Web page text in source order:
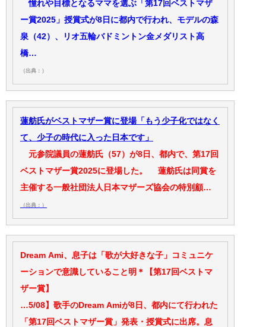
憧れや目標となるママを選ぶ「第17回ベストマザ
ー賞2025」授賞式が8日に都内で行われ、モデルの森
泉（42）、リオ五輪バドミントン金メダリスト高
橋…
（出典：）
蓮舫氏がベストマザー賞に登場「もう少子化ではなく
て、少子の時代に入った日本です」
元参院議員の蓮舫氏（57）が8日、都内で、第17回
ベストマザー賞2025に登場した。 蓮舫氏は同賞を
主催する一般社団法人日本マザーズ協会の特別顧…
（出典：）
Dream Ami、息子は「歌が大好きな子」コミュニケ
ーションで意識していること明＊【第17回ベストマ
ザー賞】
…5/08】歌手のDream Amiが8日、都内にて行われた
「第17回ベストマザー賞」発表・授賞式に出席。息